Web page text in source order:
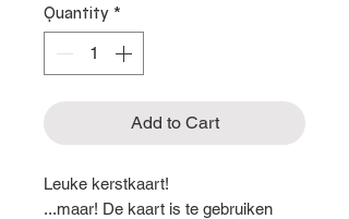
Quantity *
Add to Cart
Leuke kerstkaart!
...maar! De kaart is te gebruiken